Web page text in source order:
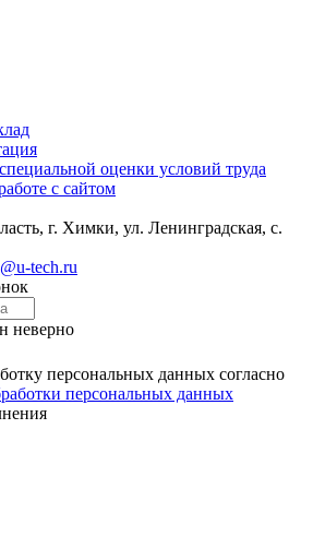
оценки условий труда
с сайтом
г. Химки, ул. Ленинградская, с.
tech.ru
неверно
персональных данных согласно
персональных данных